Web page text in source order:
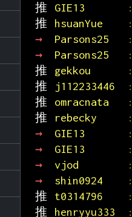
推
GIE13
推
hsuanYue
→
Parsons25
→
Parsons25
推
gekkou
推
j112233446
推
omracnata
推
rebecky
→
GIE13
→
GIE13
→
vjod
→
shin0924
推
t0314796
推
henryyu333